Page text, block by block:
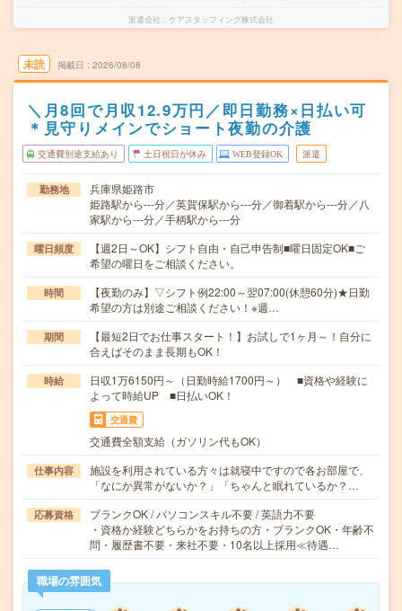
派遣会社 ケアスタッフィング株式会社
未読 掲載日 2026/08/08
＼月8回で月収12.9万円／即日勤務×日払い可
＊見守りメインでショート夜勤の介護
交通費別途支給あり 土日祝日が休み WEB登録OK 派遣
勤務地
兵庫県姫路市
姫路駅から---分／英賀保駅から---分／御着駅から---分／八
家駅から---分／手柄駅から---分
曜日頻度
【週2日～OK】シフト自由・自己申告制■曜日固定OK■ご
希望の曜日をご相談ください。
時間
【夜勤のみ】▽シフト例22:00～翌07:00(休憩60分)★日勤
希望の方は別途ご相談ください！※週…
期間
【最短2日でお仕事スタート！】お試しで1ヶ月～！自分に
合えばそのまま長期もOK！
時給
日収1万6150円～（日勤時給1700円～） ■資格や経験に
よって時給UP ■日払いOK！
交通費
交通費全額支給（ガソリン代もOK）
仕事内容
施設を利用されている方々は就寝中ですので各お部屋で、
「なにか異常がないか？」「ちゃんと眠れているか？…
応募資格
ブランクOK / パソコンスキル不要 / 英語力不要
・資格か経験どちらかをお持ちの方・ブランクOK・年齢不
問・履歴書不要・来社不要・10名以上採用≪待遇…
職場の雰囲気